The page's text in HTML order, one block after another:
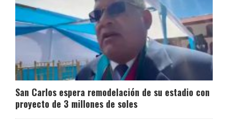
San Carlos espera remodelación de su estadio con
proyecto de 3 millones de soles